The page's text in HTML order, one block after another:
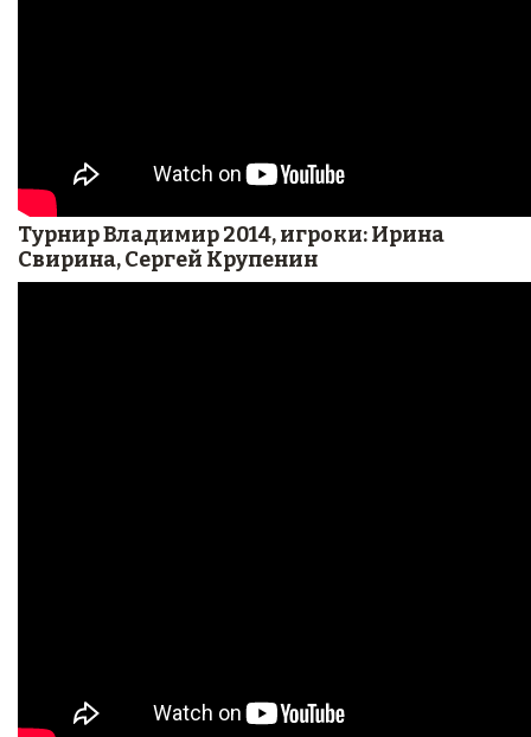
Турнир Владимир 2014, игроки: Ирина
Свирина, Сергей Крупенин